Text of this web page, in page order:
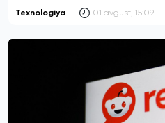
Texnologiya 01 avgust, 15:09